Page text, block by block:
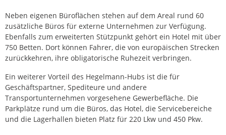
Neben eigenen Büroflächen stehen auf dem Areal rund 60
zusätzliche Büros für externe Unternehmen zur Verfügung.
Ebenfalls zum erweiterten Stützpunkt gehört ein Hotel mit über
750 Betten. Dort können Fahrer, die von europäischen Strecken
zurückkehren, ihre obligatorische Ruhezeit verbringen.
Ein weiterer Vorteil des Hegelmann-Hubs ist die für
Geschäftspartner, Spediteure und andere
Transportunternehmen vorgesehene Gewerbefläche. Die
Parkplätze rund um die Büros, das Hotel, die Servicebereiche
und die Lagerhallen bieten Platz für 220 Lkw und 450 Pkw.